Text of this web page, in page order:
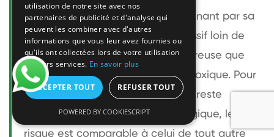
Le frelon européen est impressionnant par sa
taille mais relativement peu agressif loin de
son nid. Sa piqûre est plus douloureuse que
celle d'une guêpe sans être plus toxique. Pour
une personne non allergique, elle reste
bénigne. Pour une personne allergique, le
risque est comparable à celui de tout autre
utilisation de notre site avec nos
partenaires de publicité et d'analyse qui
peuvent les combiner avec d'autres
informations que vous leur avez fournies ou
qu'ils ont collectées lors de votre utilisation
de leurs services. En savoir plus
ACCEPTER TOUT REFUSER TOUT
POWERED BY COOKIESCRIPT